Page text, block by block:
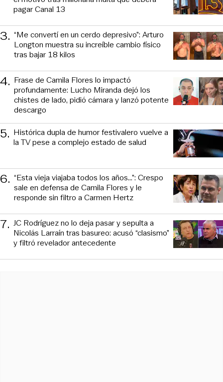
pagar Canal 13
3. “Me convertí en un cerdo depresivo”: Arturo
Longton muestra su increíble cambio físico
tras bajar 18 kilos
4. Frase de Camila Flores lo impactó
profundamente: Lucho Miranda dejó los
chistes de lado, pidió cámara y lanzó potente
descargo
5. Histórica dupla de humor festivalero vuelve a
la TV pese a complejo estado de salud
6. “Esta vieja viajaba todos los años...”: Crespo
sale en defensa de Camila Flores y le
responde sin filtro a Carmen Hertz
7. JC Rodríguez no lo deja pasar y sepulta a
Nicolás Larraín tras basureo: acusó “clasismo”
y filtró revelador antecedente